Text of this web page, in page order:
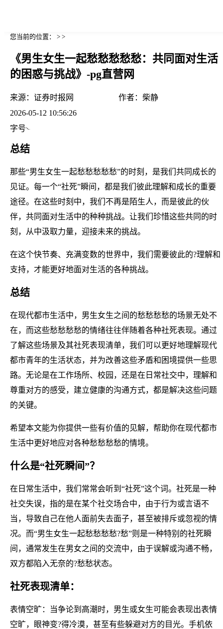
您当前的位置： > >
《男生女生一起愁愁愁愁愁：共同面对生活
的困惑与挑战》-pg直营网
来源： 证券时报网 作者： 柴静
2026-05-12 10:56:26
字号
总结
那些“男生女生一起愁愁愁愁愁”的时刻，是我们共同成长的
见证。每一个“社死”瞬间，都是我们彼此理解和成长的重要
途径。在这些时刻中，我们不再是陌生人，而是彼此的伙
伴，共同面对生活中的种种挑战。让我们珍惜这些共同的时
刻，从中汲取力量，迎接未来的挑战。
在这个快节奏、充满变数的世界中，我们需要彼此的?理解和
支持，才能更好地面对生活的各种挑战。
总结
在现代都市生活中，男生女生之间的愁愁愁愁的场景无处不
在，而这些愁愁愁愁的情绪往往伴随着各种社死表现。通过
了解这些场景及其社死表现清单，我们可以更好地理解现代
都市青年的生活状态，并为改善这些矛盾和困境提供一些思
路。无论是在工作场所、校园，还是在日常社交中，理解和
尊重对方的感受，建立健康的沟通方式，都是解决这些问题
的关键。
希望本文能为你提供一些有价值的见解，帮助你在现代都市
生活中更好地应对各种愁愁愁愁的情境。
什么是“社死瞬间”？
在日常生活中，我们常常会听到“社死”这个词。社死是一种
社交失误，指的是在某个社交场合中，由于行为或言语不
当，导致自己在他人面前失去面子，甚至被排斥或忽视的情
况。而“男生女生一起愁愁愁愁?愁”则是一种特别的社死瞬
间，通常发生在男女之间的交流中，由于误解或沟通不畅，
双方都陷入无奈的?愁愁状态。
社死表现清单：
表情空旷：当争论到高潮时，男生或女生可能会表现出表情
空旷，眼神变?得冷漠，甚至有些躲避对方的目光。手机依